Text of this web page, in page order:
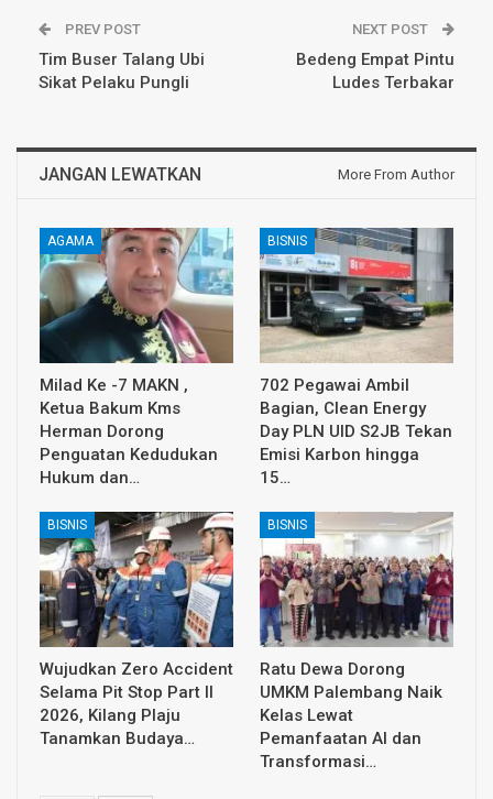
PREV POST
Tim Buser Talang Ubi
Sikat Pelaku Pungli
NEXT POST
Bedeng Empat Pintu
Ludes Terbakar
JANGAN LEWATKAN More From Author
AGAMA
Milad Ke -7 MAKN ,
Ketua Bakum Kms
Herman Dorong
Penguatan Kedudukan
Hukum dan…
BISNIS
702 Pegawai Ambil
Bagian, Clean Energy
Day PLN UID S2JB Tekan
Emisi Karbon hingga
15…
BISNIS
Wujudkan Zero Accident
Selama Pit Stop Part II
2026, Kilang Plaju
Tanamkan Budaya…
BISNIS
Ratu Dewa Dorong
UMKM Palembang Naik
Kelas Lewat
Pemanfaatan AI dan
Transformasi…